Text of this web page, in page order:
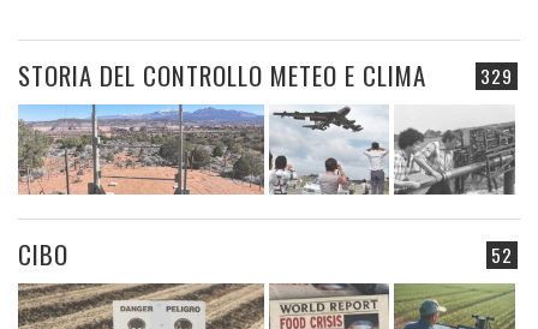
329
STORIA DEL CONTROLLO METEO E CLIMA
52
CIBO